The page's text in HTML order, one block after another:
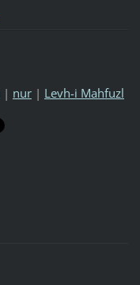
| nur | Levh-i Mahfuzl